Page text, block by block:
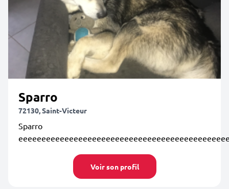
Sparro
72130, Saint-Victeur
Sparro
Voir son profil